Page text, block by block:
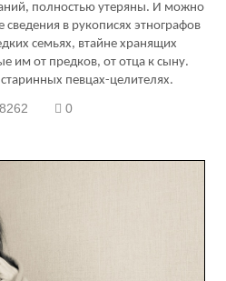
полностью утеряны. И можно
в рукописях этнографов
семьях, втайне хранящих
им от предков, от отца к сыну.
певцах-целителях.
8262 0